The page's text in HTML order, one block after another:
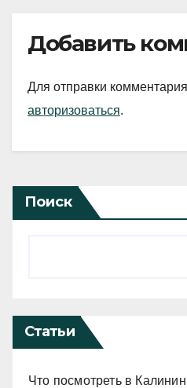
Добавить
Для отправки
авторизоваться.
Поиск
Статьи
Что посмотреть в